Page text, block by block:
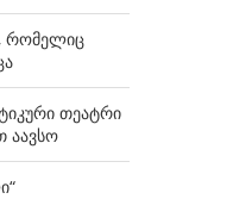
რომელიც
თეატრი
აავსო